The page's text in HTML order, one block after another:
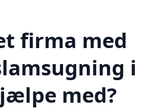
firma med
i
med?